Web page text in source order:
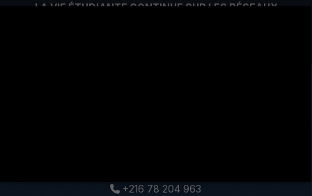
LA VIE ÉTUDIANTE CONTINUE SUR LES RÉSEAUX
+216 78 204 963